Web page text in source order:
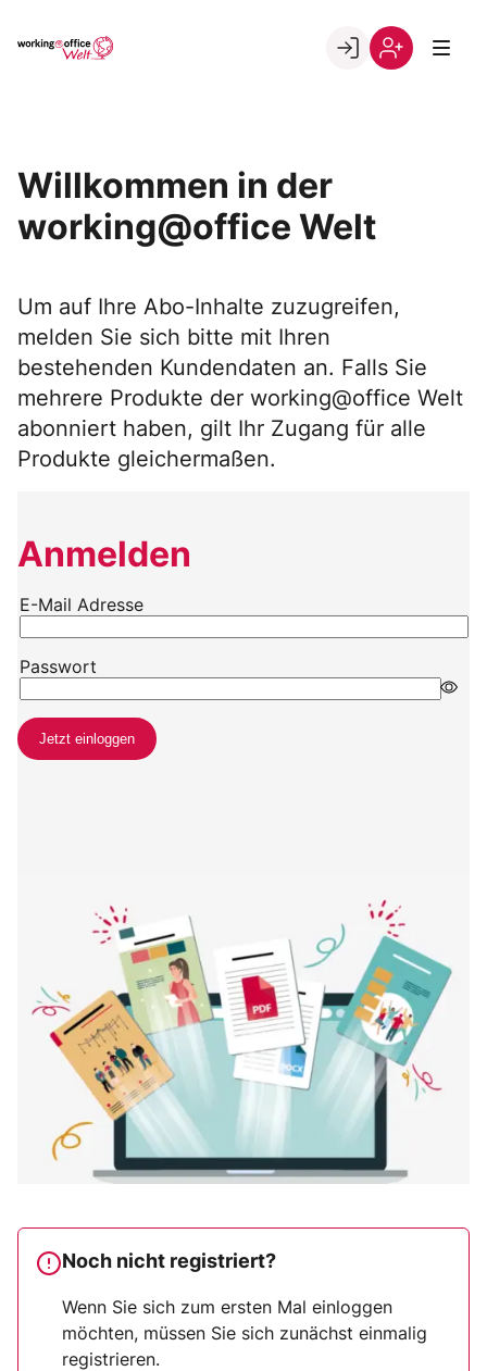
Go to landing page.
Welt
Willkommen in der
working@office Welt
Um auf Ihre Abo-Inhalte zuzugreifen,
melden Sie sich bitte mit Ihren
bestehenden Kundendaten an. Falls Sie
mehrere Produkte der working@office Welt
abonniert haben, gilt Ihr Zugang für alle
Produkte gleichermaßen.
Anmelden
Noch nicht registriert?
Wenn Sie sich zum ersten Mal einloggen
möchten, müssen Sie sich zunächst einmalig
registrieren.